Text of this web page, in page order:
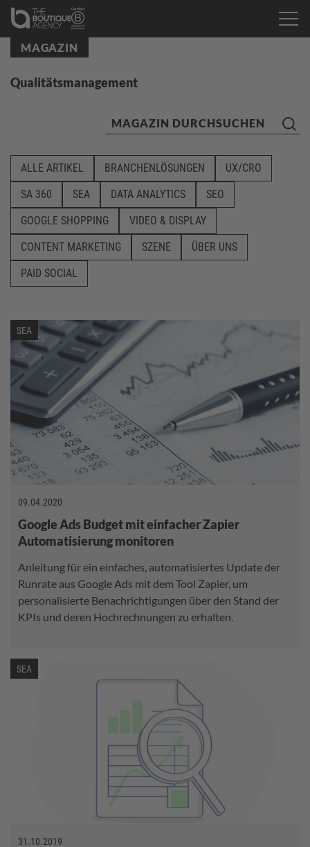
MAGAZIN
Qualitätsmanagement
ALLE ARTIKEL BRANCHENLÖSUNGEN
UX/CRO
SA 360
SEA DATA ANALYTICS
SEO
GOOGLE SHOPPING
VIDEO & DISPLAY
CONTENT MARKETING
SZENE
ÜBER UNS
PAID SOCIAL
SEA
09.04.2020
Google Ads Budget mit einfacher Zapier
Automatisierung monitoren
Anleitung für ein einfaches, automatisiertes Update der
Runrate aus Google Ads mit dem Tool Zapier, um
personalisierte Benachrichtigungen über den Stand der
KPIs und deren Hochrechnungen zu erhalten.
SEA
31.10.2019